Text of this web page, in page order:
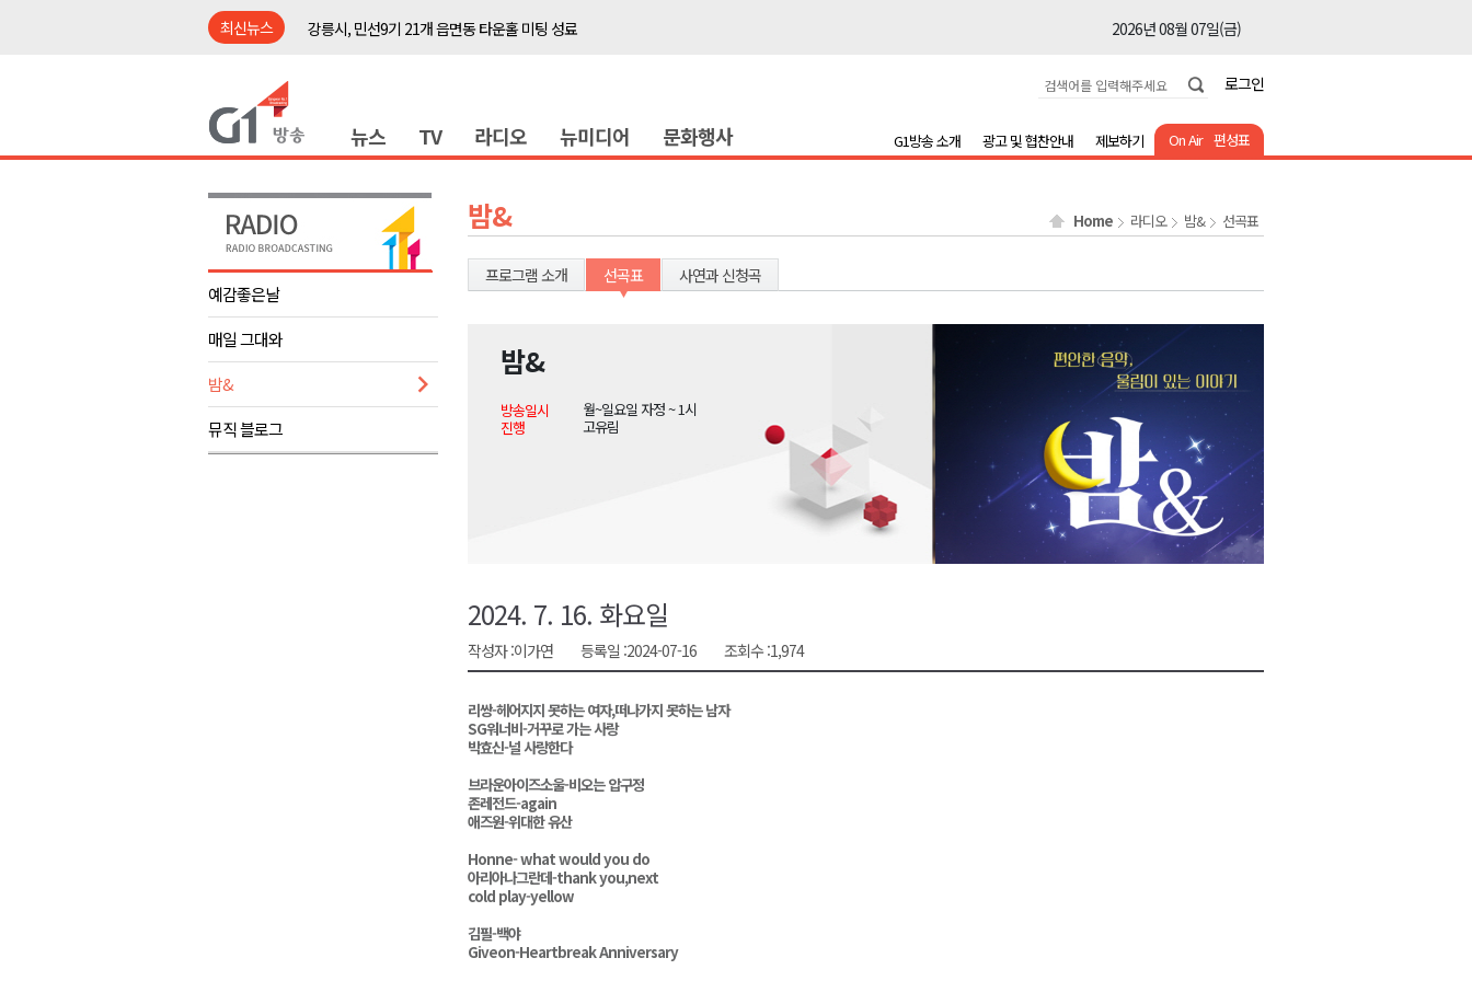
최신뉴스
강릉시, 민선9기 21개 읍면동 타운홀 미팅 성료
2026년 08월 07일(금)
2026년 08월 07일(금)
<강원랜드> 마카오 카지노 "복합리조트로 진화 중"
2026년 08월 07일(금)
강원도립대학교, 하반기 평생교육원 수강생 모집
태백시, 28~29일 제5회 황부자 며느리 축제
2026년 08월 07일(금)
오늘 극한폭염 계속..낮 최고 ‘영상 38도’
2026년 08월 07일(금)
강릉시, 민선9기 21개 읍면동 타운홀 미팅 성료
2026년 08월 07일(금)
양구군, 원주환경청에 비점오염저감 사업 등 건의
2026년 08월 07일(금)
<강원랜드> 관광객이 인구 3배..싱가포르 복합리조트
2026년 08월 07일(금)
2026년 08월 07일(금)
2026년 08월 07일(금)
2026년 08월 07일(금)
오늘 극한폭염 계속..낮 최고 ‘영상 38도’
썩고, 무르고..농산물 피해 속출
로그인
뉴스 TV 라디오 뉴미디어 문화행사 On Air 편성표
G1방송 소개 광고 및 협찬안내 제보하기
예감좋은날
매일 그대와
밤&
뮤직 블로그
밤& Home 라디오 밤& 선곡표
프로그램 소개 선곡표 사연과 신청곡
밤&
방송일시
월~일요일 자정 ~ 1시
진행
고유림
2024. 7. 16. 화요일
작성자 :이가연 등록일 :2024-07-16 조회수 :1,974
리쌍-헤어지지 못하는 여자,떠나가지 못하는 남자
SG워너비-거꾸로 가는 사랑
박효신-널 사랑한다
브라운아이즈소울-비오는 압구정
존레전드-again
애즈원-위대한 유산
Honne- what would you do
아리아나그란데-thank you,next
cold play-yellow
김필-백야
Giveon-Heartbreak Anniversary